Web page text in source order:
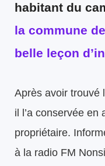
habitant du
la commune
belle leçon
Après avoir trouvé
il l’a conservée en
propriétaire.
à la radio FM